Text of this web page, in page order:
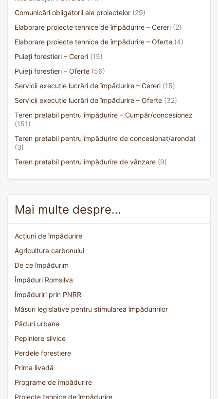
Comunicări obligatorii ale proiectelor (29)
Elaborare proiecte tehnice de împădurire – Cereri (2)
Elaborare proiecte tehnice de împădurire – Oferte (4)
Puieți forestieri – Cereri (15)
Puieți forestieri – Oferte (56)
Servicii execuție lucrări de împădurire – Cereri (15)
Servicii execuție lucrări de împădurire – Oferte (32)
Teren pretabil pentru împădurire – Cumpăr/concesionez
(151)
Teren pretabil pentru împădurire de concesionat/arendat
(3)
Teren pretabil pentru împădurire de vânzare (9)
Mai multe despre…
Acțiuni de împădurire
Agricultura carbonului
De ce împădurim
Împăduri Romsilva
Împăduriri prin PNRR
Măsuri legislative pentru stimularea împăduririlor
Păduri urbane
Pepiniere silvice
Perdele forestiere
Prima livadă
Programe de împădurire
Proiecte tehnice de împădurire